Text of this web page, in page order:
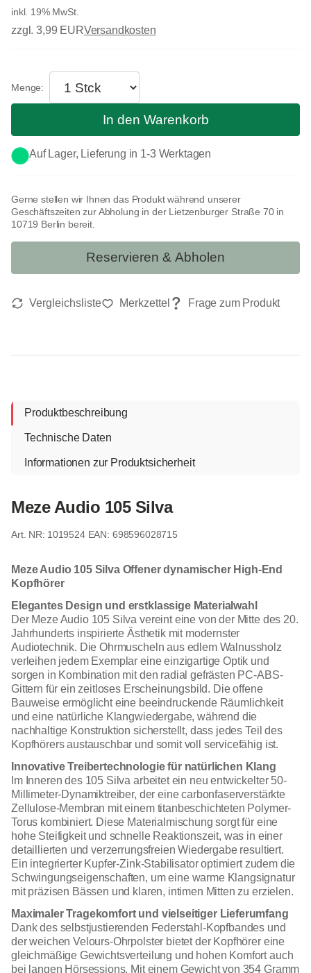
inkl. 19% MwSt.
zzgl. 3,99 EURVersandkosten
Gerne stellen wir Ihnen das Produkt während unserer
Geschäftszeiten zur Abholung in der Lietzenburger Straße 70 in
10719 Berlin bereit.
Reservieren & Abholen
Auf Lager, Lieferung in 1-3 Werktagen
In den Warenkorb
Produktbeschreibung
Technische Daten
Informationen zur Produktsicherheit
Meze Audio 105 Silva
1019524 EAN: 698596028715
Meze Audio 105 Silva Offener dynamischer High-End
Kopfhörer
Elegantes Design und erstklassige Materialwahl
Der Meze Audio 105 Silva vereint eine von der Mitte des 20.
Jahrhunderts inspirierte Ästhetik mit modernster
Audiotechnik. Die Ohrmuscheln aus edlem Walnussholz
verleihen jedem Exemplar eine einzigartige Optik und
sorgen in Kombination mit den radial gefrästen PC-ABS-
Gittern für ein zeitloses Erscheinungsbild. Die offene
Bauweise ermöglicht eine beeindruckende Räumlichkeit
und eine natürliche Klangwiedergabe, während die
nachhaltige Konstruktion sicherstellt, dass jedes Teil des
Kopfhörers austauschbar und somit voll servicefähig ist.
Innovative Treibertechnologie für natürlichen Klang
Im Inneren des 105 Silva arbeitet ein neu entwickelter 50-
Millimeter-Dynamiktreiber, der eine carbonfaserverstärkte
Zellulose-Membran mit einem titanbeschichteten Polymer-
Torus kombiniert. Diese Materialmischung sorgt für eine
hohe Steifigkeit und schnelle Reaktionszeit, was in einer
detaillierten und verzerrungsfreien Wiedergabe resultiert.
Ein integrierter Kupfer-Zink-Stabilisator optimiert zudem die
Schwingungseigenschaften, um eine warme Klangsignatur
mit präzisen Bässen und klaren, intimen Mitten zu erzielen.
Maximaler Tragekomfort und vielseitiger Lieferumfang
Dank des selbstjustierenden Federstahl-Kopfbandes und
der weichen Velours-Ohrpolster bietet der Kopfhörer eine
gleichmäßige Gewichtsverteilung und hohen Komfort auch
bei langen Hörsessions. Mit einem Gewicht von 354 Gramm